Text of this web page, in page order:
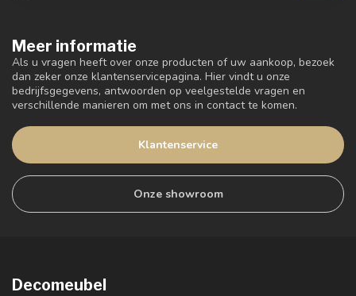
Meer informatie
Als u vragen heeft over onze producten of uw aankoop, bezoek
dan zeker onze klantenservicepagina. Hier vindt u onze
bedrijfsgegevens, antwoorden op veelgestelde vragen en
verschillende manieren om met ons in contact te komen.
Klantenservice
Onze showroom
Decomeubel